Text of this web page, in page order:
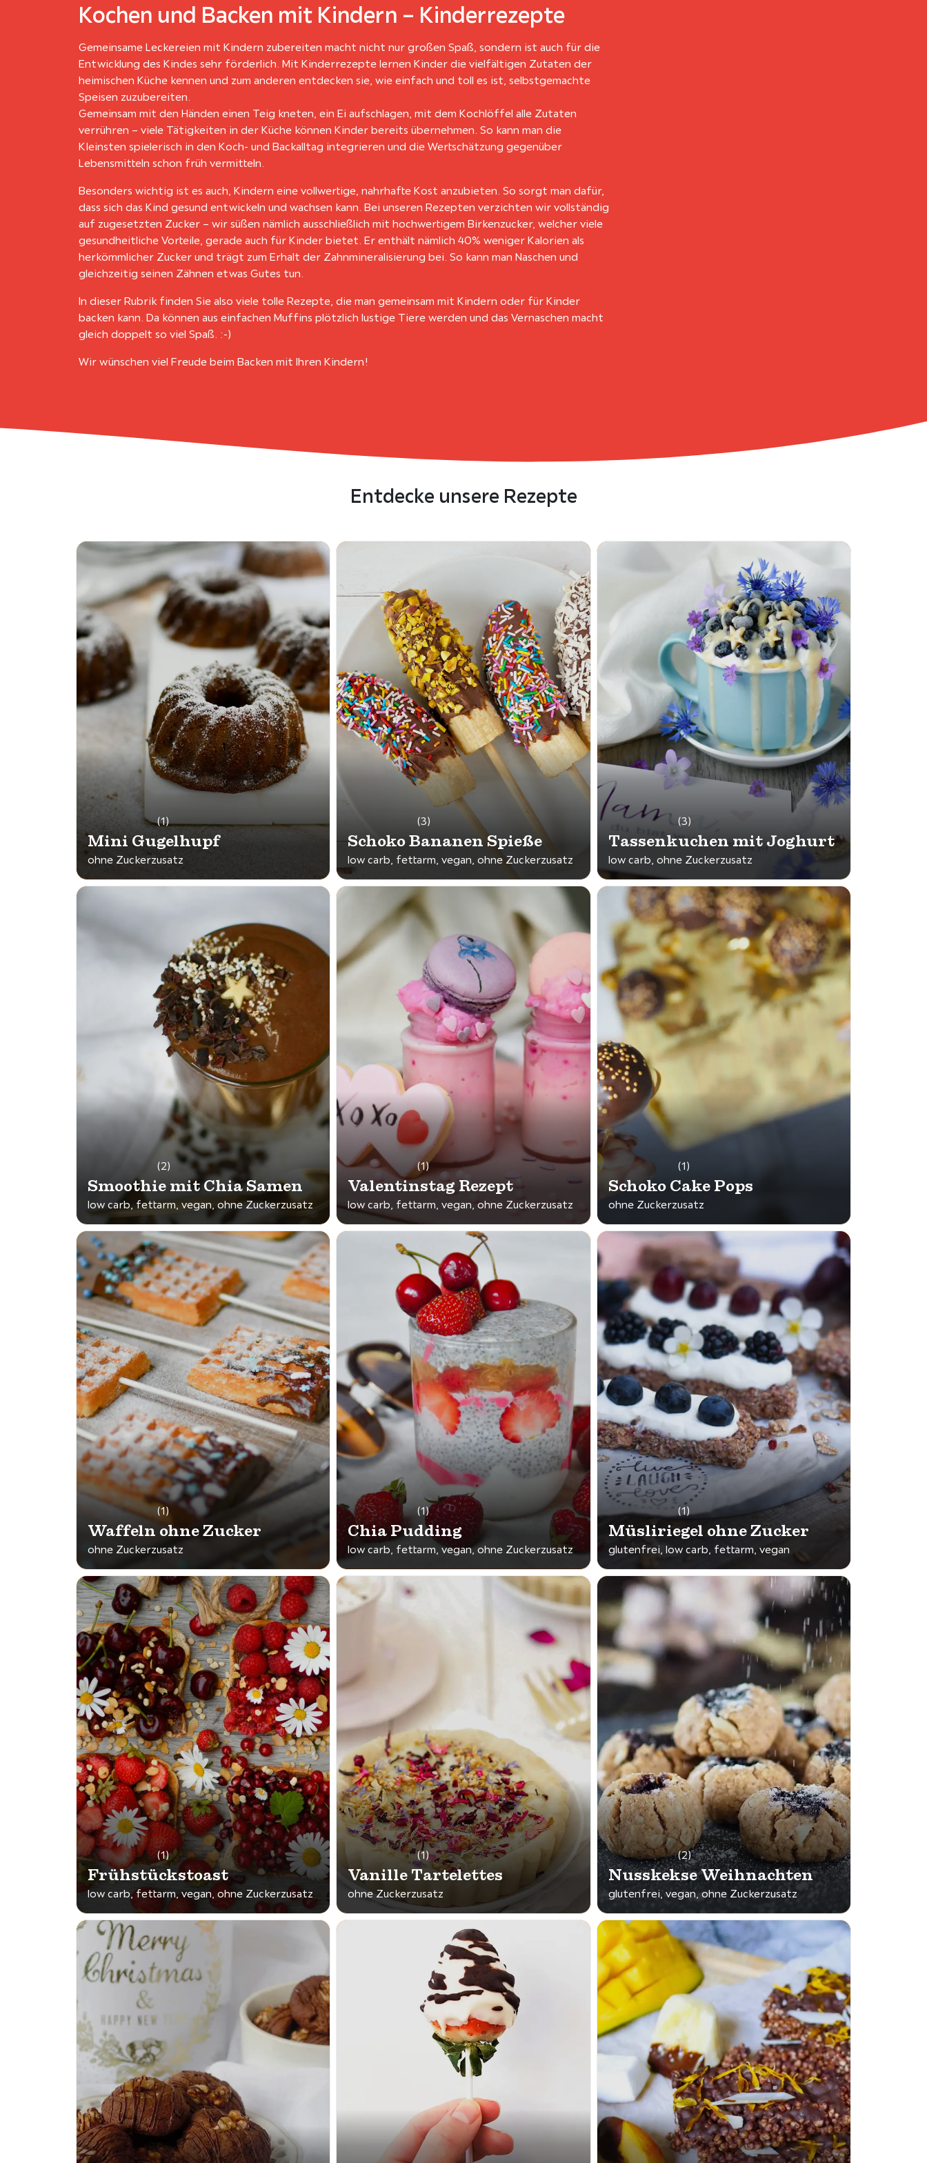
Kochen und Backen mit Kindern – Kinderrezepte
Gemeinsame Leckereien mit Kindern zubereiten macht nicht nur großen Spaß, sondern ist auch für die
Entwicklung des Kindes sehr förderlich. Mit Kinderrezepte lernen Kinder die vielfältigen Zutaten der
heimischen Küche kennen und zum anderen entdecken sie, wie einfach und toll es ist, selbstgemachte
Speisen zuzubereiten.
Gemeinsam mit den Händen einen Teig kneten, ein Ei aufschlagen, mit dem Kochlöffel alle Zutaten
verrühren – viele Tätigkeiten in der Küche können Kinder bereits übernehmen. So kann man die
Kleinsten spielerisch in den Koch- und Backalltag integrieren und die Wertschätzung gegenüber
Lebensmitteln schon früh vermitteln.
Besonders wichtig ist es auch, Kindern eine vollwertige, nahrhafte Kost anzubieten. So sorgt man dafür,
dass sich das Kind gesund entwickeln und wachsen kann. Bei unseren Rezepten verzichten wir vollständig
auf zugesetzten Zucker – wir süßen nämlich ausschließlich mit hochwertigem Birkenzucker, welcher viele
gesundheitliche Vorteile, gerade auch für Kinder bietet. Er enthält nämlich 40% weniger Kalorien als
herkömmlicher Zucker und trägt zum Erhalt der Zahnmineralisierung bei. So kann man Naschen und
gleichzeitig seinen Zähnen etwas Gutes tun.
In dieser Rubrik finden Sie also viele tolle Rezepte, die man gemeinsam mit Kindern oder für Kinder
backen kann. Da können aus einfachen Muffins plötzlich lustige Tiere werden und das Vernaschen macht
gleich doppelt so viel Spaß. :-)
Wir wünschen viel Freude beim Backen mit Ihren Kindern!
Entdecke unsere Rezepte
(1)
Mini Gugelhupf
ohne Zuckerzusatz
(3)
Schoko Bananen Spieße
low carb, fettarm, vegan, ohne Zuckerzusatz
(3)
Tassenkuchen mit Joghurt
low carb, ohne Zuckerzusatz
(2)
Smoothie mit Chia Samen
low carb, fettarm, vegan, ohne Zuckerzusatz
(1)
Valentinstag Rezept
low carb, fettarm, vegan, ohne Zuckerzusatz
(1)
Schoko Cake Pops
ohne Zuckerzusatz
(1)
Waffeln ohne Zucker
ohne Zuckerzusatz
(1)
Chia Pudding
low carb, fettarm, vegan, ohne Zuckerzusatz
(1)
Müsliriegel ohne Zucker
glutenfrei, low carb, fettarm, vegan
(1)
Frühstückstoast
low carb, fettarm, vegan, ohne Zuckerzusatz
(1)
Vanille Tartelettes
ohne Zuckerzusatz
(2)
Nusskekse Weihnachten
glutenfrei, vegan, ohne Zuckerzusatz